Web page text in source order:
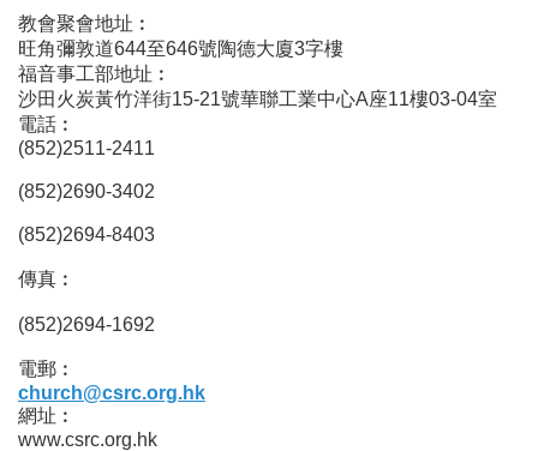
教會聚會地址︰
旺角彌敦道644至646號陶德大廈3字樓
福音事工部地址︰
沙田火炭黃竹洋街15-21號華聯工業中心A座11樓03-04室
電話︰
(852)2511-2411
(852)2690-3402
(852)2694-8403
傳真︰
(852)2694-1692
電郵︰
church@csrc.org.hk
網址︰
www.csrc.org.hk